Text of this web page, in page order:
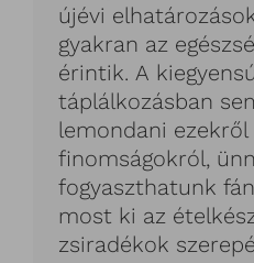
újévi
gyakran az
érintik. A
táplálkozásban
lemondani ezekről
finomságokról,
fogyaszthatunk
most ki az
zsiradékok